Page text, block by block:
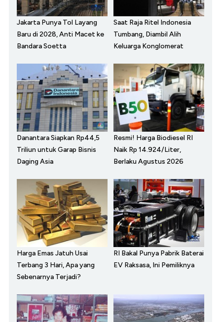
Jakarta Punya Tol Layang
Baru di 2028, Anti Macet ke
Bandara Soetta
Saat Raja Ritel Indonesia
Tumbang, Diambil Alih
Keluarga Konglomerat
Danantara Siapkan Rp44,5
Triliun untuk Garap Bisnis
Daging Asia
Resmi! Harga Biodiesel RI
Naik Rp 14.924/Liter,
Berlaku Agustus 2026
Harga Emas Jatuh Usai
Terbang 3 Hari, Apa yang
Sebenarnya Terjadi?
RI Bakal Punya Pabrik Baterai
EV Raksasa, Ini Pemiliknya